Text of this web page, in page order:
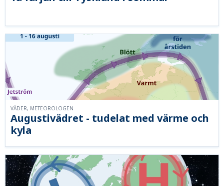
Augustivädret - tudelat med värme och
kyla
VÄDER, METEOROLOGEN